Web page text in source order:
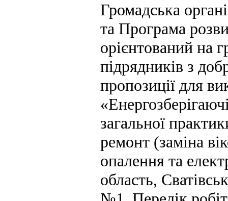
Громадська
та Програма
орієнтований на
підрядників з
пропозиції для
загальної
ремонт (заміна
опалення та
область,